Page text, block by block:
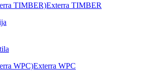
TIMBER)Exterra TIMBER
WPC)Exterra WPC